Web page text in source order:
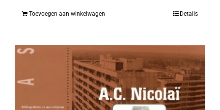
Toevoegen aan winkelwagen Details